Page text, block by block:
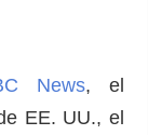
News, el
EE. UU., el